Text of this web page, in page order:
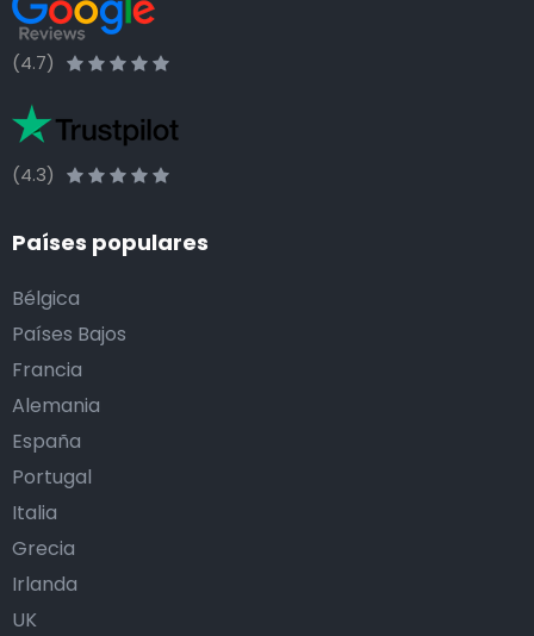
(4.7)
(4.3)
Países populares
Bélgica
Países Bajos
Francia
Alemania
España
Portugal
Italia
Grecia
Irlanda
UK